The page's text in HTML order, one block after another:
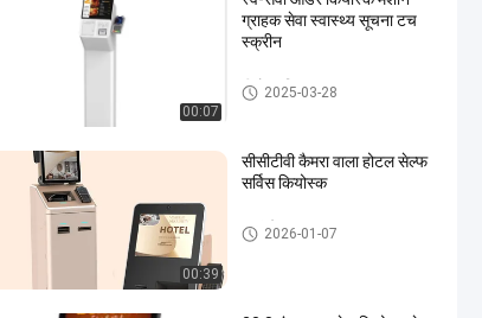
00:07
ग्राहक सेवा स्वास्थ्य सूचना टच
स्क्रीन
पीओएस सिस्टम
2025-03-28
00:39
सीसीटीवी कैमरा वाला होटल सेल्फ
सर्विस कियोस्क
स्वयं सेवा बूथ
2026-01-07